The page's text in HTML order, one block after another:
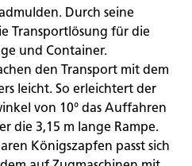
Durch seine
Transportlösung für die
und Container.
den Transport mit dem
leicht. So erleichtert der
von 10° das Auffahren
die 3,15 m lange Rampe.
Königszapfen passt sich